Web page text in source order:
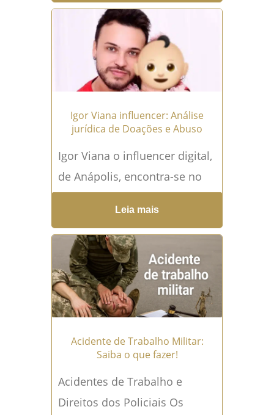
ser menor de idade ou...Leia
mais →
Igor Viana influencer: Análise
jurídica de Doações e Abuso
Igor Viana o influencer digital,
de Anápolis, encontra-se no
centro de graves acusações
que testam os limites da ética
e da legalidade....Leia mais →
Leia mais
Acidente de Trabalho Militar:
Saiba o que fazer!
Acidentes de Trabalho e
Direitos dos Policiais Os